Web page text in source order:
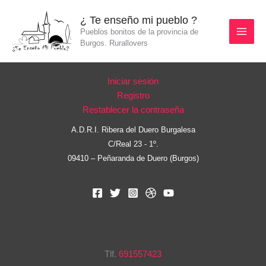
contenido
¿ Te enseño mi pueblo ?
Pueblos bonitos de la provincia de
Burgos. Rurallovers
Iniciar sesión
Registro
Restablecer la contraseña
A.D.R.I. Ribera del Duero Burgalesa
C/Real 23 - 1º.
09410 – Peñaranda de Duero (Burgos)
Tlf. 691557423